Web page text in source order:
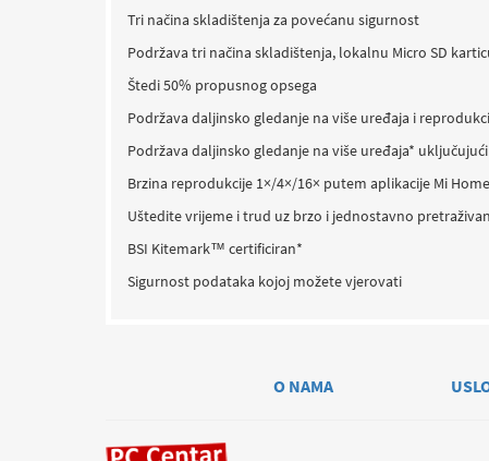
Tri načina skladištenja za povećanu sigurnost
Podržava tri načina skladištenja, lokalnu Micro SD
Štedi 50% propusnog opsega
Podržava daljinsko gledanje na više uređaja i
Podržava daljinsko gledanje na više uređaja*
Brzina reprodukcije 1×/4×/16× putem aplikacije Mi
Uštedite vrijeme i trud uz brzo i jednostavno
BSI Kitemark™ certificiran*
Sigurnost podataka kojoj možete vjerovati
O NAMA